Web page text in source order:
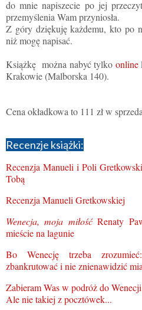
do mnie napiszecie po jej
przemyślenia Wam przyniosła.
Z góry dziękuję każdemu, kto po
niż mogę napisać.
Książkę można nabyć tylko online
Krakowie (Malborska 140).
Cena okładkowa to 111 zł w
Recenzje książki:
Recenzja Manueli i Poli
Tobą
Recenzja Manueli Gretkowskiej
Wenecja, moja miłośćRenaty
mieście na lagunie
Bo Wenecję trzeba
zbankrutować i nie znienawidzić
Zabieram Was w podróż do
Ale nie takiej z pocztówek...